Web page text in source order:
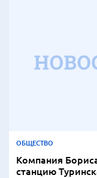
ОБЩЕСТВО
Компания
станцию